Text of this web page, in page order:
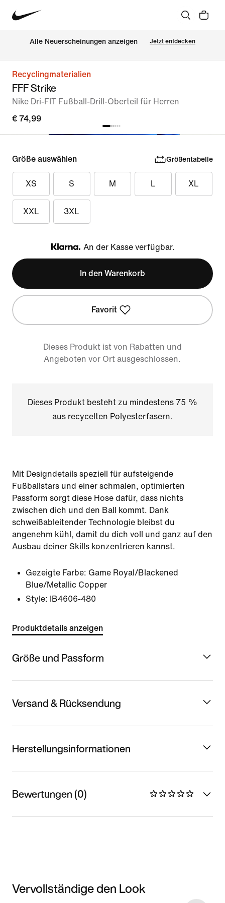
Alle Neuerscheinungen anzeigen Jetzt entdecken
Recyclingmaterialien
FFF Strike
Nike Dri-FIT Fußball-Drill-Oberteil für Herren
€ 74,99
Größe auswählen Größentabelle
XS S M L XL
XXL 3XL
Klarna
An der Kasse verfügbar.
In den Warenkorb
Favorit
Dieses Produkt ist von Rabatten und
Angeboten vor Ort ausgeschlossen.
Dieses Produkt besteht zu mindestens 75 %
aus recycelten Polyesterfasern.
Mit Designdetails speziell für aufsteigende
Fußballstars und einer schmalen, optimierten
Passform sorgt diese Hose dafür, dass nichts
zwischen dich und den Ball kommt. Dank
schweißableitender Technologie bleibst du
angenehm kühl, damit du dich voll und ganz auf den
Ausbau deiner Skills konzentrieren kannst.
Gezeigte Farbe: Game Royal/Blackened
Blue/Metallic Copper
Style:
IB4606-480
Produktdetails anzeigen
Größe und Passform
Versand & Rücksendung
Herstellungsinformationen
Bewertungen (0)
Vervollständige den Look